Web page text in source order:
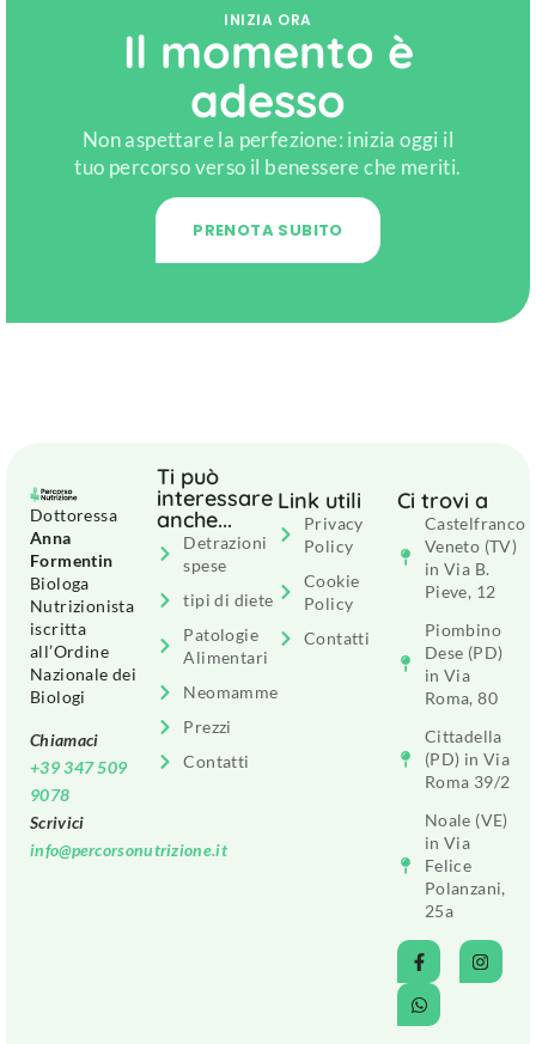
INIZIA ORA
Il momento è
adesso
Non aspettare la perfezione: inizia oggi il
tuo percorso verso il benessere che meriti.
PRENOTA SUBITO
Dottoressa
Anna
Formentin
Biologa
Nutrizionista
iscritta
all’Ordine
Nazionale dei
Biologi
Chiamaci
+39 347 509
9078
Scrivici
info@percorsonutrizione.it
Ti può
interessare
anche...
Detrazioni
spese
tipi di diete
Patologie
Alimentari
Neomamme
Prezzi
Contatti
Link utili
Privacy
Policy
Cookie
Policy
Contatti
Ci trovi a
Castelfranco
Veneto (TV)
in Via B.
Pieve, 12
Piombino
Dese (PD)
in Via
Roma, 80
Cittadella
(PD) in Via
Roma 39/2
Noale (VE)
in Via
Felice
Polanzani,
25a